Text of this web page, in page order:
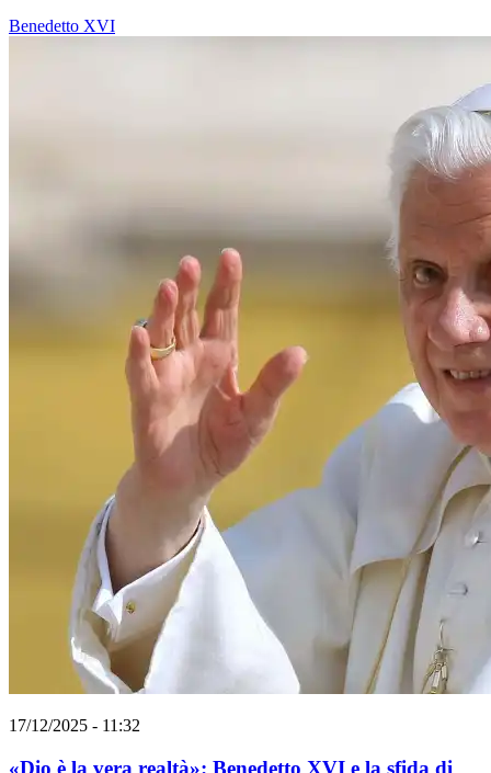
Benedetto XVI
17/12/2025 - 11:32
«Dio è la vera realtà»: Benedetto XVI e la sfida di